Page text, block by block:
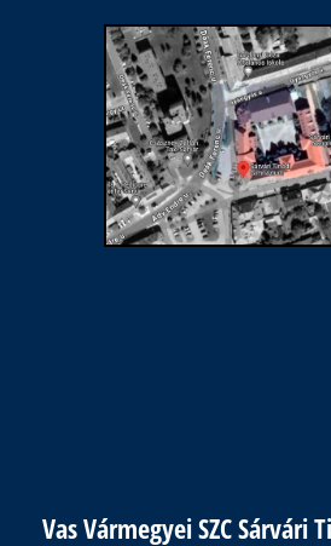
Vas Vármegyei SZC Sárvári